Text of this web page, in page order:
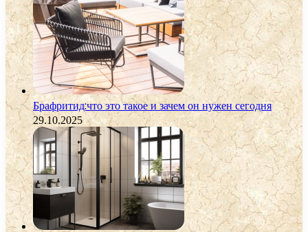
Брафритид:что это такое и зачем он нужен сегодня
29.10.2025